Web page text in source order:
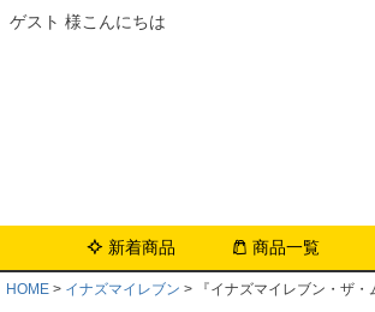
ゲスト 様こんにちは
新着商品 商品一覧
HOME イナズマイレブン
『イナズマイレブン・ザ